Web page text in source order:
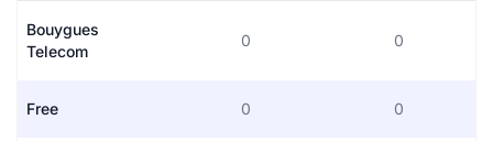
Bouygues
Telecom
0 0
Free 0 0